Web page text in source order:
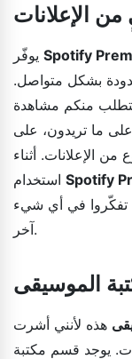
الإعلانات
Spotify
بشكل متواصل.
منكم مشاهدة
الإعلانات. أثناء
Spotify
تفكّروا في أي شيء
آخر.
الموسيقى
هذه لأنني أشرت
يوجد قسم مكتبة